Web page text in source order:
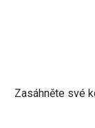
Zasáhněte své